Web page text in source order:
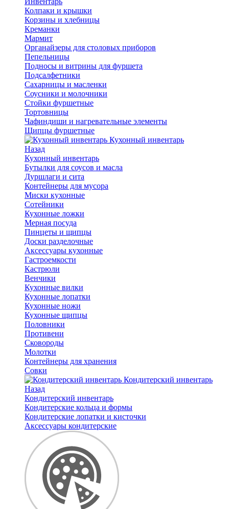
Колпаки и крышки
Корзины и хлебницы
Креманки
Мармит
Органайзеры для столовых приборов
Пепельницы
Подносы и витрины для фуршета
Подсалфетники
Сахарницы и масленки
Соусники и молочники
Стойки фуршетные
Тортовницы
Чафиндиши и нагревательные элементы
Щипцы фуршетные
Кухонный инвентарь
Назад
Кухонный инвентарь
Бутылки для соусов и масла
Дуршлаги и сита
Контейнеры для мусора
Миски кухонные
Сотейники
Кухонные ложки
Мерная посуда
Пинцеты и щипцы
Доски разделочные
Аксессуары кухонные
Гастроемкости
Кастрюли
Венчики
Кухонные вилки
Кухонные лопатки
Кухонные ножи
Кухонные щипцы
Половники
Противени
Сковороды
Молотки
Контейнеры для хранения
Совки
Кондитерский инвентарь
Назад
Кондитерский инвентарь
Кондитерские кольца и формы
Кондитерские лопатки и кисточки
Аксессуары кондитерские